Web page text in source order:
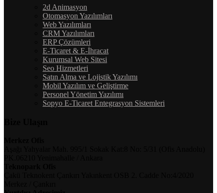
2d Animasyon
Otomasyon Yazılımları
Web Yazılımları
CRM Yazılımları
ERP Çözümleri
E-Ticaret & E-İhracat
Kurumsal Web Sitesi
Seo Hizmetleri
Satın Alma ve Lojistik Yazılımı
Mobil Yazılım ve Geliştirme
Personel Yönetim Yazılımı
Sopyo E-Ticaret Entegrasyon Sistemleri